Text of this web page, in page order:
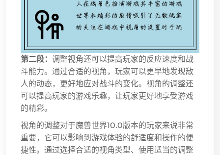
第二段： 调整视角还可以提高玩家的反应速度和战
斗能力。通过合适的视角，玩家可以更早地发现敌
人的动态，更好地应对战斗的变化。视角的调整还
可以提高玩家的游戏乐趣，让玩家更好地享受游戏
的精彩。
视角的调整对于魔兽世界10.0版本的玩家来说非常
重要，它可以影响到游戏体验的舒适度和操作的便
捷性。通过选择合适的视角类型、使用适当的调整